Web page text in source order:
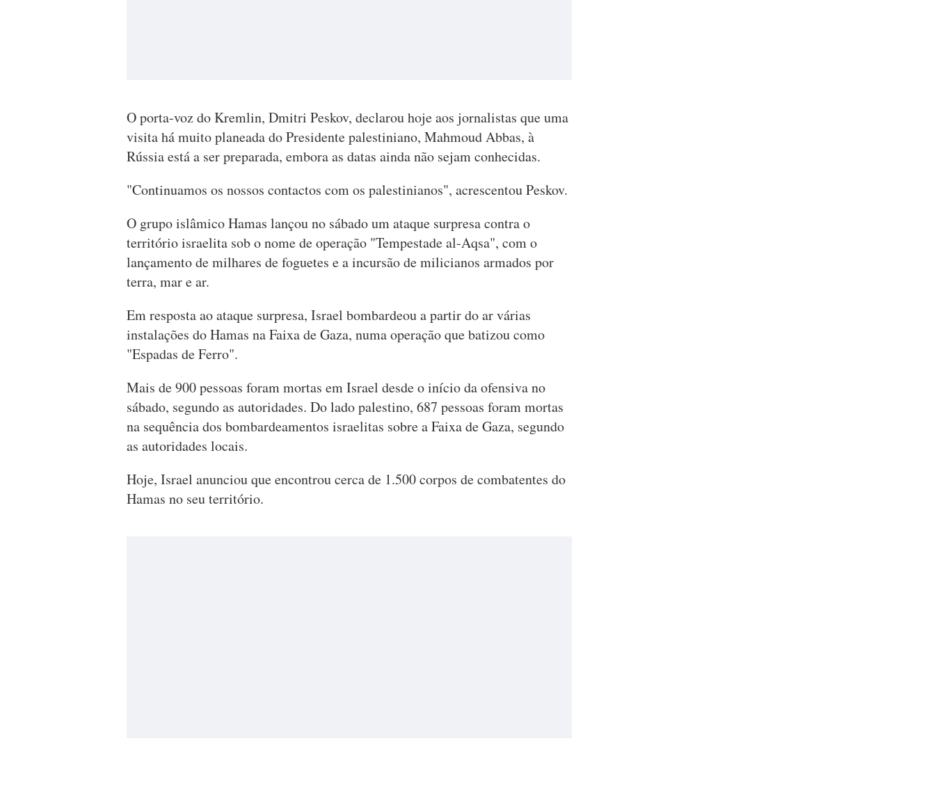
O porta-voz do Kremlin, Dmitri Peskov, declarou hoje aos jornalistas que uma
visita há muito planeada do Presidente palestiniano, Mahmoud Abbas, à
Rússia está a ser preparada, embora as datas ainda não sejam conhecidas.
"Continuamos os nossos contactos com os palestinianos", acrescentou Peskov.
O grupo islâmico Hamas lançou no sábado um ataque surpresa contra o
território israelita sob o nome de operação "Tempestade al-Aqsa", com o
lançamento de milhares de foguetes e a incursão de milicianos armados por
terra, mar e ar.
Em resposta ao ataque surpresa, Israel bombardeou a partir do ar várias
instalações do Hamas na Faixa de Gaza, numa operação que batizou como
"Espadas de Ferro".
Mais de 900 pessoas foram mortas em Israel desde o início da ofensiva no
sábado, segundo as autoridades. Do lado palestino, 687 pessoas foram mortas
na sequência dos bombardeamentos israelitas sobre a Faixa de Gaza, segundo
as autoridades locais.
Hoje, Israel anunciou que encontrou cerca de 1.500 corpos de combatentes do
Hamas no seu território.